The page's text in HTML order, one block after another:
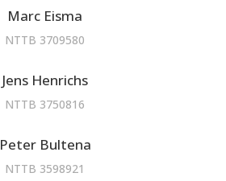
Marc Eisma
NTTB 3709580
Jens Henrichs
NTTB 3750816
Peter Bultena
NTTB 3598921